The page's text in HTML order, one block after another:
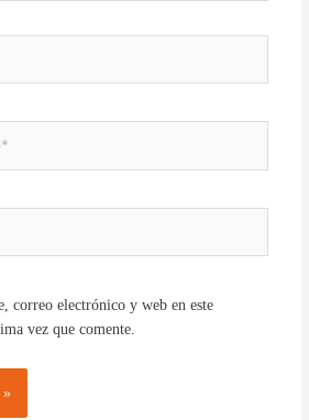
correo electrónico y web en este
vez que comente.